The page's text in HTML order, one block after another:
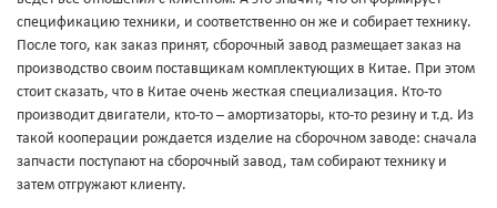
спецификацию техники, и соответственно он же и собирает технику.
После того, как заказ принят, сборочный завод размещает заказ на
производство своим поставщикам комплектующих в Китае. При этом
стоит сказать, что в Китае очень жесткая специализация. Кто-то
производит двигатели, кто-то – амортизаторы, кто-то резину и т.д. Из
такой кооперации рождается изделие на сборочном заводе: сначала
запчасти поступают на сборочный завод, там собирают технику и
затем отгружают клиенту.